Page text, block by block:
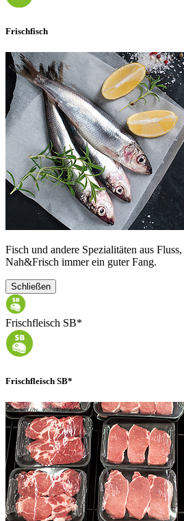
Frischfisch
Fisch und andere Spezialitäten aus
Nah&Frisch immer ein guter Fang.
Schließen
Frischfleisch SB*
Frischfleisch SB*